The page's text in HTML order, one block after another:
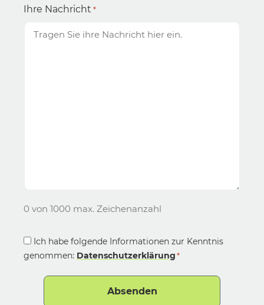
Ihre Nachricht *
0 von 1000 max. Zeichenanzahl
Consent
*
Ich habe folgende Informationen zur Kenntnis
genommen: Datenschutzerklärung*